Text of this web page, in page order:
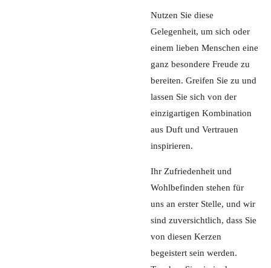
Nutzen Sie diese
Gelegenheit, um sich oder
einem lieben Menschen eine
ganz besondere Freude zu
bereiten. Greifen Sie zu und
lassen Sie sich von der
einzigartigen Kombination
aus Duft und Vertrauen
inspirieren.
Ihr Zufriedenheit und
Wohlbefinden stehen für
uns an erster Stelle, und wir
sind zuversichtlich, dass Sie
von diesen Kerzen
begeistert sein werden.